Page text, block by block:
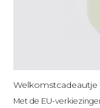
Met de EU-